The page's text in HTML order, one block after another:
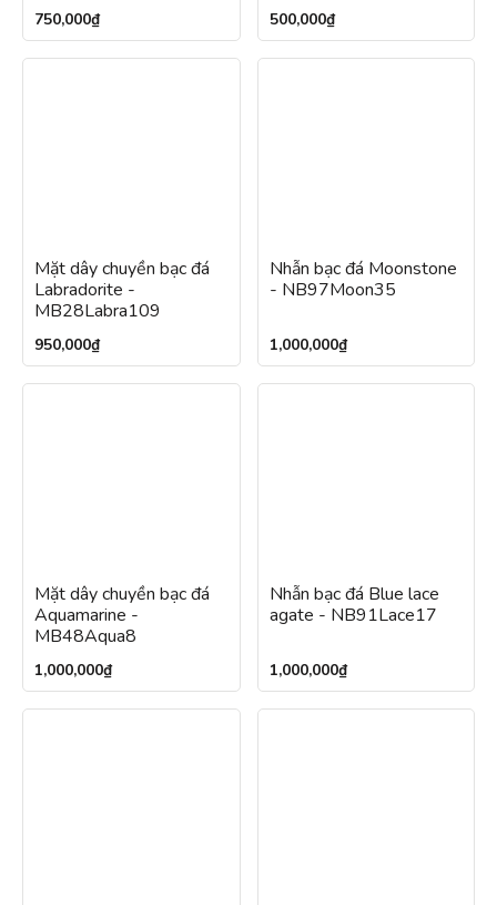
750,000₫ 500,000₫
Mặt dây chuyền bạc đá
Labradorite -
MB28Labra109
950,000₫
Nhẫn bạc đá Moonstone
- NB97Moon35
1,000,000₫
Mặt dây chuyền bạc đá
Aquamarine -
MB48Aqua8
1,000,000₫
Nhẫn bạc đá Blue lace
agate - NB91Lace17
1,000,000₫